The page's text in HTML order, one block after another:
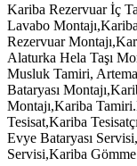
Kariba Rezervuar İç
Lavabo
Rezervuar
Alaturka Hela Taşı
Musluk Tamiri,
Bataryası
Montajı,Kariba
Tesisat,Kariba
Evye Bataryası
Servisi,Kariba